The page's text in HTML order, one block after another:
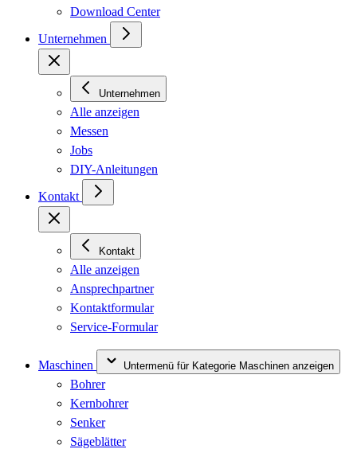
Download Center
Unternehmen
Unternehmen
Alle anzeigen
Messen
Jobs
DIY-Anleitungen
Kontakt
Kontakt
Alle anzeigen
Ansprechpartner
Kontaktformular
Service-Formular
Maschinen Untermenü für Kategorie Maschinen anzeigen
Bohrer
Kernbohrer
Senker
Sägeblätter